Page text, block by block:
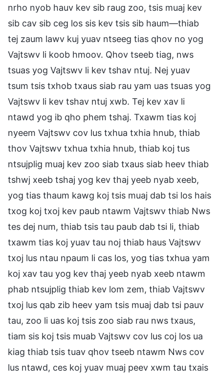
nrho nyob hauv kev sib raug zoo, tsis muaj kev
sib cav sib ceg los sis kev tsis sib haum—thiab
tej zaum lawv kuj yuav ntseeg tias qhov no yog
Vajtswv li koob hmoov. Qhov tseeb tiag, nws
tsuas yog Vajtswv li kev tshav ntuj. Nej yuav
tsum tsis txhob txaus siab rau yam uas tsuas yog
Vajtswv li kev tshav ntuj xwb. Tej kev xav li
ntawd yog ib qho phem tshaj. Txawm tias koj
nyeem Vajtswv cov lus txhua txhia hnub, thiab
thov Vajtswv txhua txhia hnub, thiab koj tus
ntsujplig muaj kev zoo siab txaus siab heev thiab
tshwj xeeb tshaj yog kev thaj yeeb nyab xeeb,
yog tias thaum kawg koj tsis muaj dab tsi los hais
txog koj txoj kev paub ntawm Vajtswv thiab Nws
tes dej num, thiab tsis tau paub dab tsi li, thiab
txawm tias koj yuav tau noj thiab haus Vajtswv
txoj lus ntau npaum li cas los, yog tias txhua yam
koj xav tau yog kev thaj yeeb nyab xeeb ntawm
phab ntsujplig thiab kev lom zem, thiab Vajtswv
txoj lus qab zib heev yam tsis muaj dab tsi pauv
tau, zoo li uas koj tsis zoo siab rau nws txaus,
tiam sis koj tsis muab Vajtswv cov lus coj los ua
kiag thiab tsis tuav qhov tseeb ntawm Nws cov
lus ntawd, ces koj yuav muaj peev xwm tau txais